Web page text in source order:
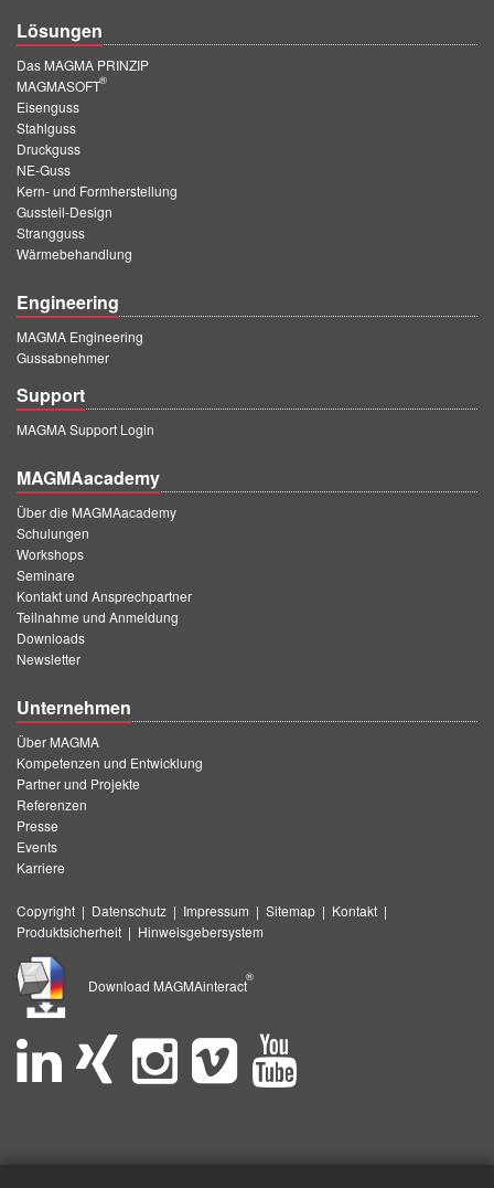
Lösungen
Das MAGMA PRINZIP
MAGMASOFT
®
Eisenguss
Stahlguss
Druckguss
NE-Guss
Kern- und Formherstellung
Gussteil-Design
Strangguss
Wärmebehandlung
Engineering
MAGMA Engineering
Gussabnehmer
Support
MAGMA Support Login
MAGMAacademy
Über die MAGMAacademy
Schulungen
Workshops
Seminare
Kontakt und Ansprechpartner
Teilnahme und Anmeldung
Downloads
Newsletter
Unternehmen
Über MAGMA
Kompetenzen und Entwicklung
Partner und Projekte
Referenzen
Presse
Events
Karriere
Copyright | Datenschutz | Impressum | Sitemap | Kontakt |
Produktsicherheit | Hinweisgebersystem
Download MAGMAinteract
®